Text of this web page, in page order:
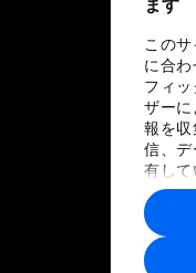
ます
この
に合
フィ
ザーに
報を収
信、デ
有して
ユー
報や各
に収
トナー